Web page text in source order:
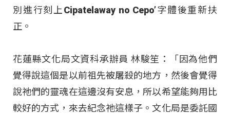
別進行刻上Cipatelaway no Cepo’字體後重新扶
正。
花蓮縣文化局文資科承辦員 林駿笙：「因為他們
覺得說這個是以前祖先被屠殺的地方，然後會覺得
說祂們的靈魂在這邊沒有安息，所以希望能夠用比
較好的方式，來去紀念祂這樣子。文化局是委託國